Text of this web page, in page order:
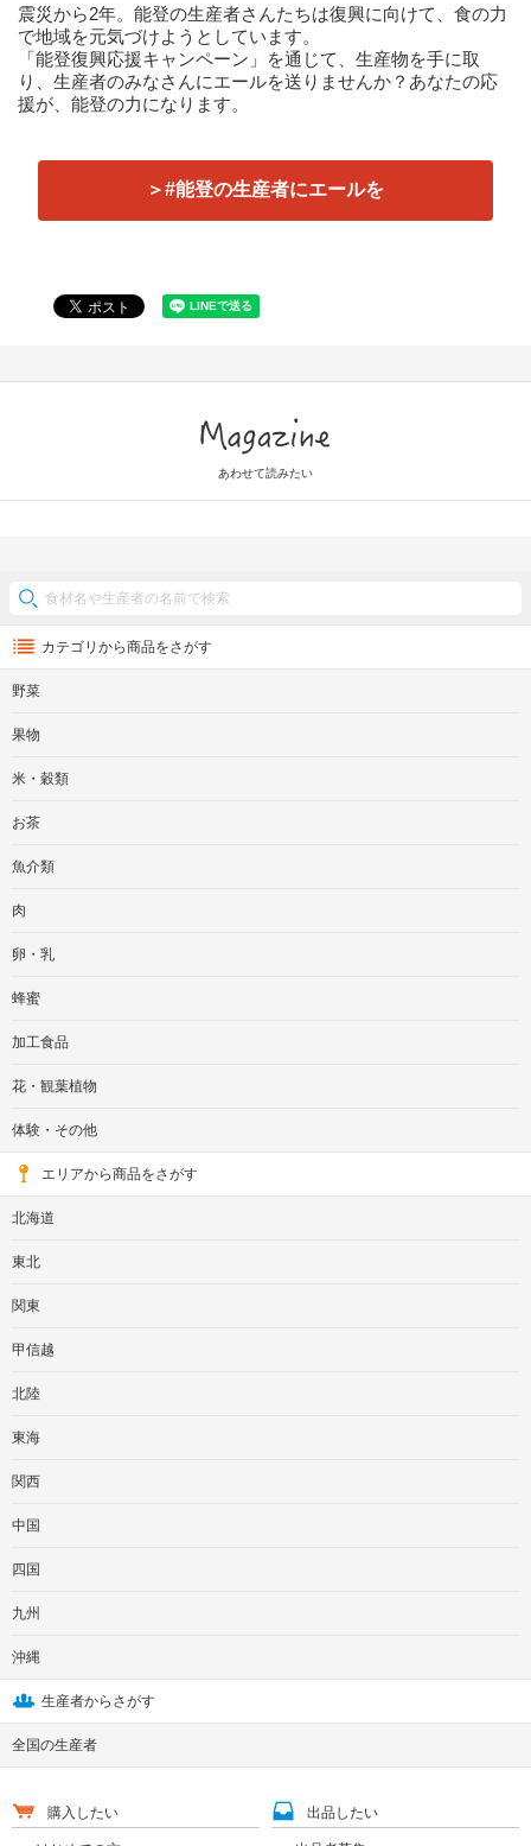
震災から2年。能登の生産者さんたちは復興に向けて、食の力
で地域を元気づけようとしています。
「能登復興応援キャンペーン」を通じて、生産物を手に取
り、生産者のみなさんにエールを送りませんか？あなたの応
援が、能登の力になります。
＞#能登の生産者にエールを
あわせて読みたい
カテゴリから商品をさがす
野菜
果物
米・穀類
お茶
魚介類
肉
卵・乳
蜂蜜
加工食品
花・観葉植物
体験・その他
エリアから商品をさがす
北海道
東北
関東
甲信越
北陸
東海
関西
中国
四国
九州
沖縄
生産者からさがす
全国の生産者
購入したい 出品したい